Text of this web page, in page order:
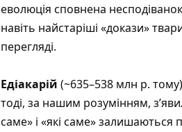
еволюція сповнена несподіванок
навіть найстаріші «докази»
перегляді.
Едіакарій (~635–538 млн р.
тоді, за нашим розумінням,
саме» і «які саме»